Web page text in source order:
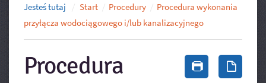
Jesteś tutaj Start Procedury
Procedura wykonania
przyłącza wodociągowego i/lub kanalizacyjnego
Procedura
Drukuj